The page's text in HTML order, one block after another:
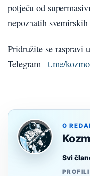
potječu od
nepoznatih svemirskih
Pridružite se raspravi
Telegram –t.me/
O
Svi
PROFILI